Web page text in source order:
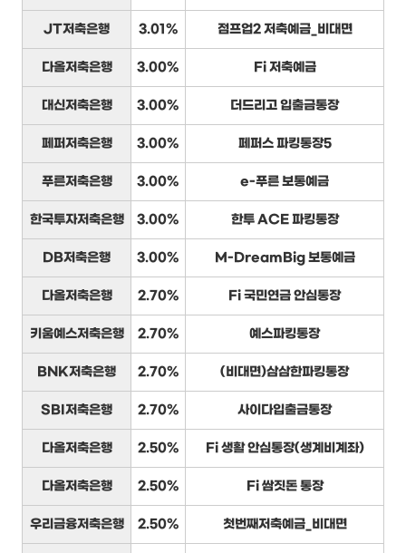
JT저축은행 3.01% 점프업2 저축예금_비대면
다올저축은행 3.00% Fi 저축예금
대신저축은행 3.00% 더드리고 입출금통장
페퍼저축은행 3.00% 페퍼스 파킹통장5
푸른저축은행 3.00% e-푸른 보통예금
한국투자저축은행 3.00% 한투 ACE 파킹통장
DB저축은행 3.00% M-DreamBig 보통예금
다올저축은행 2.70% Fi 국민연금 안심통장
키움예스저축은행 2.70% 예스파킹통장
BNK저축은행 2.70% (비대면)삼삼한파킹통장
SBI저축은행 2.70% 사이다입출금통장
다올저축은행 2.50% Fi 생활 안심통장(생계비계좌)
다올저축은행 2.50% Fi 쌈짓돈 통장
우리금융저축은행 2.50% 첫번째저축예금_비대면